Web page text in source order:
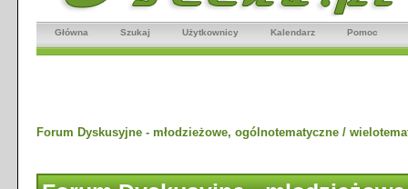
Główna Szukaj Użytkownicy Kalendarz Pomoc
Forum Dyskusyjne - młodzieżowe, ogólnotematyczne /